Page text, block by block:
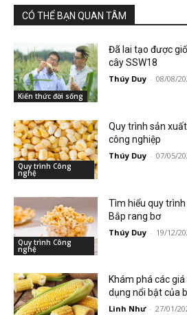
CÓ THỂ BẠN QUAN TÂM
Kiến thức đời sống
Đã lai tạo được
cây SSW18
Thúy Duy - 08/08/
Quy trình Công
nghệ
Quy trình sản
công nghiệp
Thúy Duy - 07/05/
Quy trình Công
nghệ
Tìm hiểu quy
Bắp rang bơ
Thúy Duy - 19/12/
Khám phá các
dụng nổi bật của
Linh Như - 27/01/